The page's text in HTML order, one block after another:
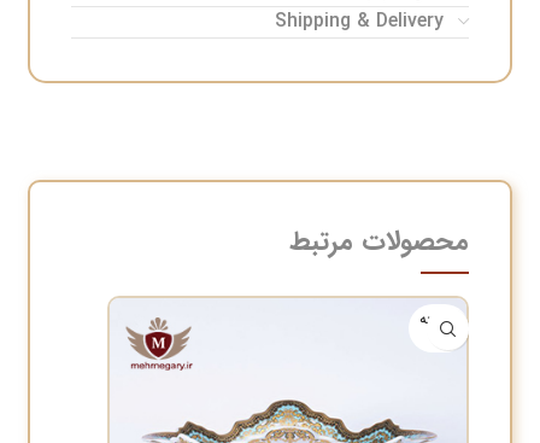
Shipping & Delivery
محصولات مرتبط
فروخته
شده